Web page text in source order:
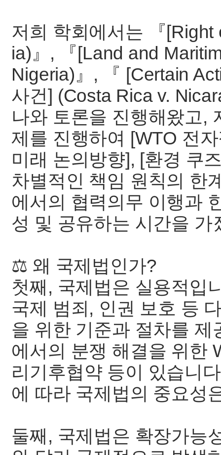
저희 학회에서는 『
ia)』, 『[Land and
Nigeria)』, 『 [Certain
사건] (Costa Rica v.
나와 토론을 진행해왔고,
제를 진행하여 [WTO 전
미래 논의방향], [환경 쿠
차별적인 책임 원칙의 한
에서의 협력의무 이행과
성 및 공유하는 시간을 가
⚖️ 왜 국제법인가?
첫째, 국제법은 실용적입
국제 범죄, 인권 보호 등
을 위한 기준과 절차를
에서의 분쟁 해결을 위한
리기후협약 등이 있습니
에 따라 국제법의 중요성
둘째, 국제법은 확장가능